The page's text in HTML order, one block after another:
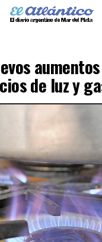
de luz y